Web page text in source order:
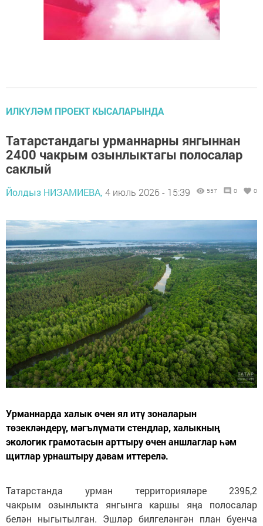
ИЛКҮЛӘМ ПРОЕКТ КЫСАЛАРЫНДА
Татарстандагы урманнарны янгыннан
2400 чакрым озынлыктагы полосалар
саклый
Йолдыз НИЗАМИЕВА, 4 июль 2026 - 15:39 557 0 0
Урманнарда халык өчен ял итү зоналарын
төзекләндерү, мәгълүмати стендлар, халыкның
экологик грамотасын арттыру өчен аншлаглар һәм
щитлар урнаштыру дәвам иттерелә.
Татарстанда урман территорияләре 2395,2
чакрым озынлыкта янгынга каршы яңа полосалар
белән ныгытылган. Эшләр билгеләнгән план буенча